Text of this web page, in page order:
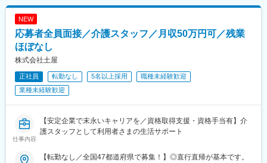
NEW
応募者全員面接／介護スタッフ／月収50万円可／残業
ほぼなし
株式会社土屋
正社員 転勤なし 5名以上採用
職種未経験歓迎
業種未経験歓迎
仕事内容
【安定企業で末永いキャリアを／資格取得支援・資格手当有】介
護スタッフとして利用者さまの生活サポート
【転勤なし／全国47都道府県で募集！】◎直行直帰が基本です。